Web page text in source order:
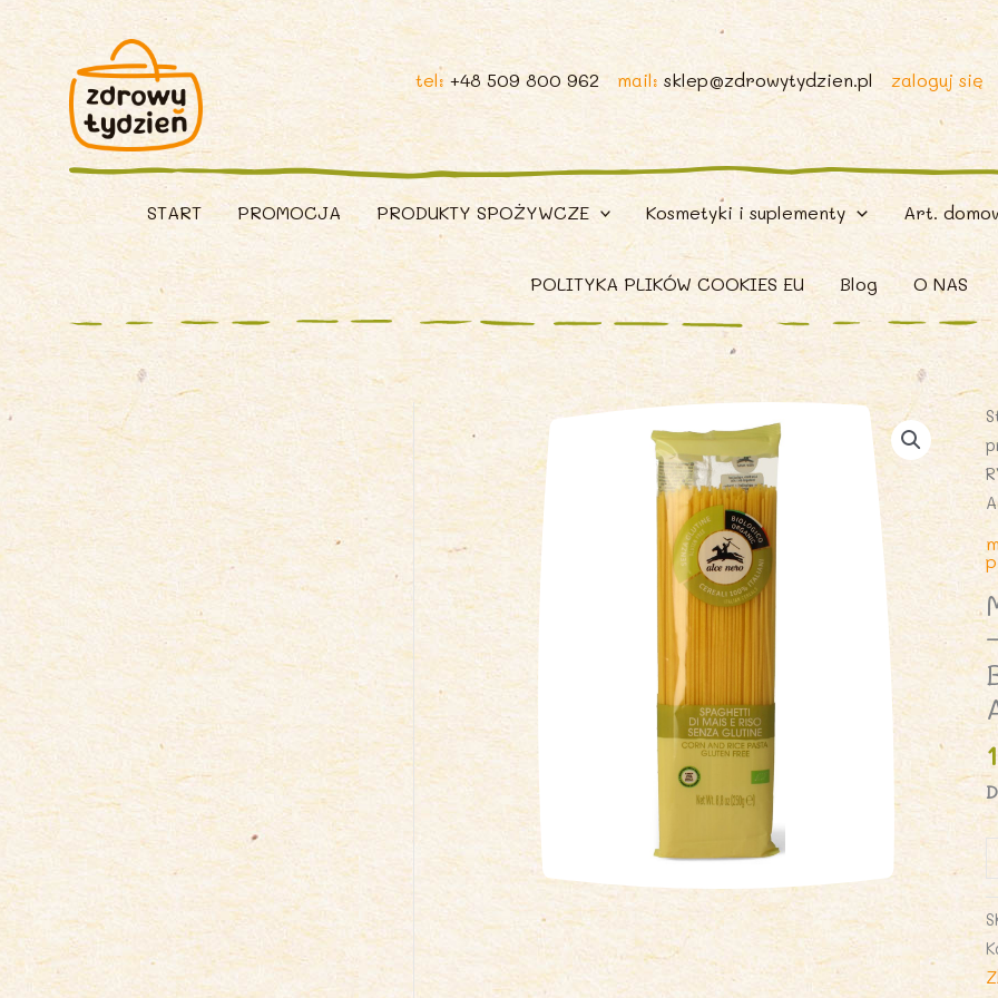
tel: +48 509 800 962 mail: sklep@zdrowytydzien.pl zaloguj się
START PROMOCJA PRODUKTY SPOŻYWCZE Kosmetyki i suplementy Art.
POLITYKA PLIKÓW COOKIES EU Blog O NAS
(
-